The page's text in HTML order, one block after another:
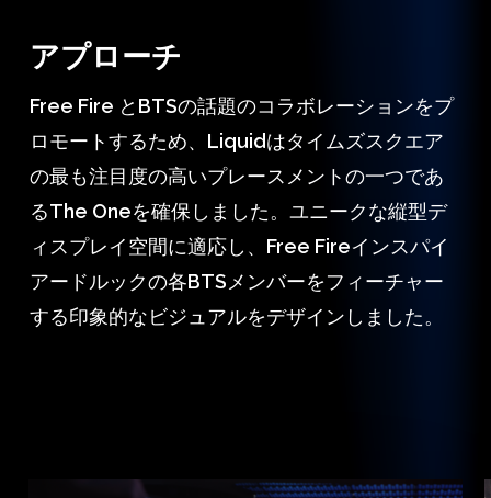
アプローチ
Free Fire とBTSの話題のコラボレーションをプ
ロモートするため、Liquidはタイムズスクエア
の最も注目度の高いプレースメントの一つであ
るThe Oneを確保しました。ユニークな縦型デ
ィスプレイ空間に適応し、Free Fireインスパイ
アードルックの各BTSメンバーをフィーチャー
する印象的なビジュアルをデザインしました。